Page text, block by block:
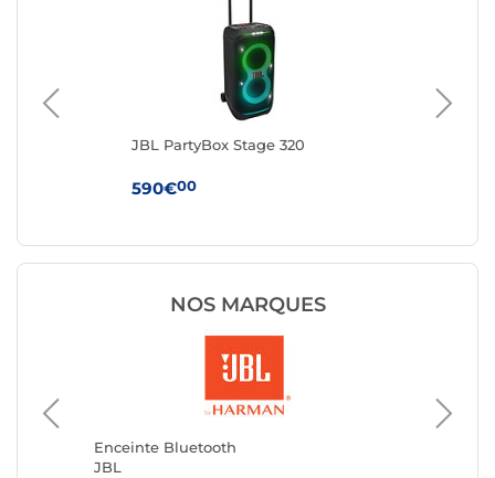
JBL PartyBox Stage 320
590€00
NOS MARQUES
Enceinte Bluetooth
JBL